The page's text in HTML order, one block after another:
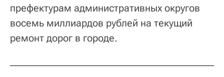
префектурам административных округов
восемь миллиардов рублей на текущий
ремонт дорог в городе.